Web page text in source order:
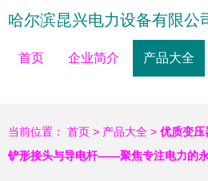
哈尔滨昆兴电力设备有限公
首页 企业简介 产品大全
当前位置： 首页 > 产品大全 > 优质变压
铲形接头与导电杆——聚焦专注电力的